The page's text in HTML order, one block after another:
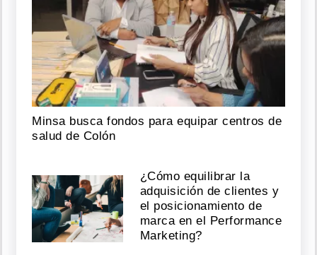
Minsa busca fondos para equipar centros de
salud de Colón
¿Cómo equilibrar la
adquisición de clientes y
el posicionamiento de
marca en el Performance
Marketing?